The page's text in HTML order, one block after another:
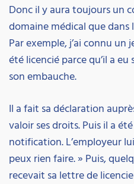
Donc il y aura toujours un
domaine médical que
Par exemple, j’ai connu
été licencié parce qu’il a
son embauche.
Il a fait sa déclaration
valoir ses droits. Puis il a
notification. L’employeur
peux rien faire. » Puis,
recevait sa lettre de